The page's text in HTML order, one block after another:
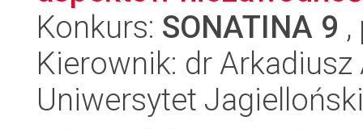
Konkurs: SONATINA 9
Kierownik: dr
Uniwersytet Jagielloński